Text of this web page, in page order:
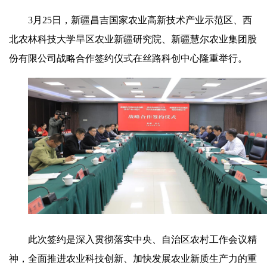
3月25日，新疆昌吉国家农业高新技术产业示范区、西
北农林科技大学旱区农业新疆研究院、新疆慧尔农业集团股
份有限公司战略合作签约仪式在丝路科创中心隆重举行。
此次签约是深入贯彻落实中央、自治区农村工作会议精
神，全面推进农业科技创新、加快发展农业新质生产力的重